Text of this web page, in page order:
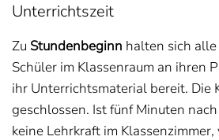
Unterrichtszeit
Zu Stundenbeginn halten sich
Schüler im Klassenraum an ihren
ihr Unterrichtsmaterial bereit. Die
geschlossen. Ist fünf Minuten
keine Lehrkraft im